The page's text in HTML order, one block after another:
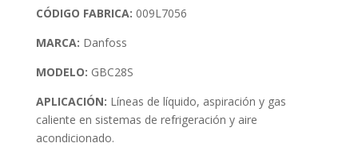
CÓDIGO FABRICA: 009L7056
MARCA: Danfoss
MODELO: GBC28S
APLICACIÓN: Líneas de líquido, aspiración y gas
caliente en sistemas de refrigeración y aire
acondicionado.